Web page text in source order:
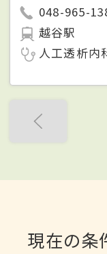
048-965-
越谷駅
人工透析内
現在の条